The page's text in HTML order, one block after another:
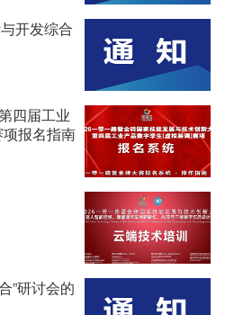
开发综合
四届工业
报名指南
”研讨会的